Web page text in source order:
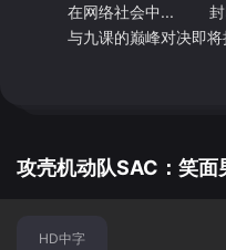
在网络社会中... 封
与九课的巅峰对决即将
攻壳机动队SAC：笑面
HD中字